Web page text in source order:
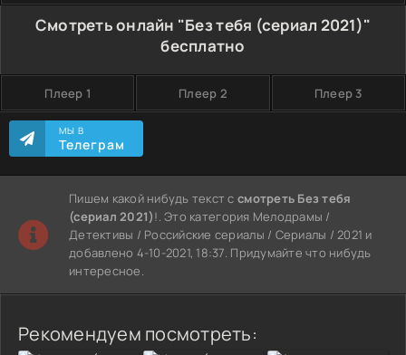
Смотреть онлайн "Без тебя (сериал 2021)"
бесплатно
Плеер 1 Плеер 2 Плеер 3
МЫ В
Телеграм
Пишем какой нибудь текст ссмотреть Без тебя
(сериал 2021)!. Это категория Мелодрамы /
Детективы / Российские сериалы / Сериалы / 2021 и
добавлено 4-10-2021, 18:37. Придумайте что нибудь
интересное.
Рекомендуем посмотреть: